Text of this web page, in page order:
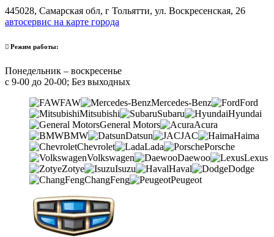
445028, Самарская обл, г Тольятти, ул. Воскресенская, 26
автосервис на карте города
Режим работы:
Понедельник – воскресенье
с 9-00 до 20-00; Без выходных
FAW
Mercedes-Benz
Ford
Mitsubishi
Subaru
Hyundai
General Motors
Acura
BMW
Datsun JAC
Haima
Chevrolet
Lada
Porsche
Volkswagen
Daewoo
Lexus
Zotye
Isuzu Haval
Dodge
ChangFeng
Peugeot